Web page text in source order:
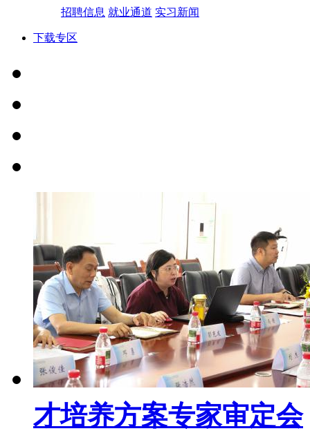
招聘信息 就业通道 实习新闻
下载专区
才培养方案专家审定会